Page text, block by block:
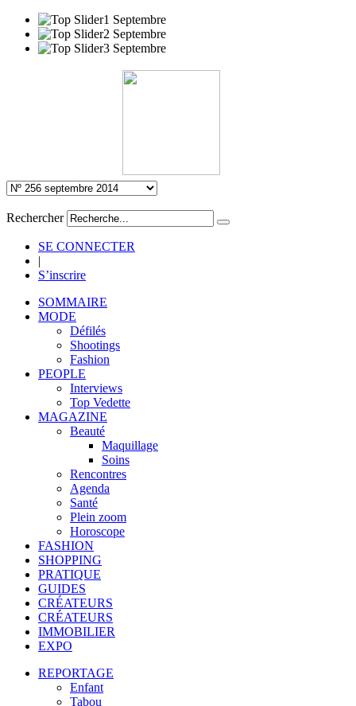
Rechercher
SE CONNECTER
|
S’inscrire
SOMMAIRE
MODE
Défilés
Shootings
Fashion
PEOPLE
Interviews
Top Vedette
MAGAZINE
Beauté
Maquillage
Soins
Rencontres
Agenda
Santé
Plein zoom
Horoscope
FASHION
SHOPPING
PRATIQUE
GUIDES
CRÉATEURS
CRÉATEURS
IMMOBILIER
EXPO
REPORTAGE
Enfant
Tabou